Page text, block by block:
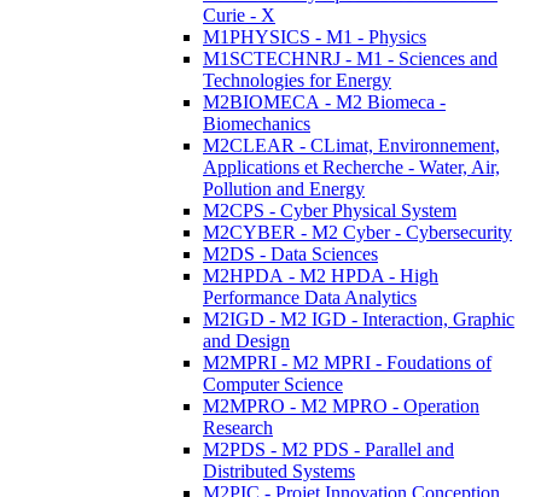
Curie - X
M1PHYSICS - M1 - Physics
M1SCTECHNRJ - M1 - Sciences and
Technologies for Energy
M2BIOMECA - M2 Biomeca -
Biomechanics
M2CLEAR - CLimat, Environnement,
Applications et Recherche - Water, Air,
Pollution and Energy
M2CPS - Cyber Physical System
M2CYBER - M2 Cyber - Cybersecurity
M2DS - Data Sciences
M2HPDA - M2 HPDA - High
Performance Data Analytics
M2IGD - M2 IGD - Interaction, Graphic
and Design
M2MPRI - M2 MPRI - Foudations of
Computer Science
M2MPRO - M2 MPRO - Operation
Research
M2PDS - M2 PDS - Parallel and
Distributed Systems
M2PIC - Projet Innovation Conception